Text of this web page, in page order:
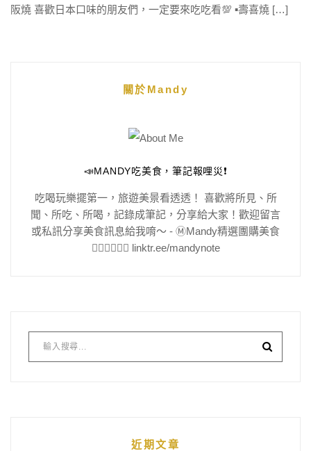
阪燒 喜歡日本口味的朋友們，一定要來吃吃看💯 ▪️壽喜燒 […]
關於Mandy
📣MANDY吃美食，筆記報哩災❗️
吃喝玩樂擺第一，旅遊美景看透透！ 喜歡將所見、所
聞、所吃、所喝，記錄成筆記，分享給大家！歡迎留言
或私訊分享美食訊息給我唷～ - Ⓜ️Mandy精選團購美食
👇🏻👇🏻👇🏻 linktr.ee/mandynote
近期文章